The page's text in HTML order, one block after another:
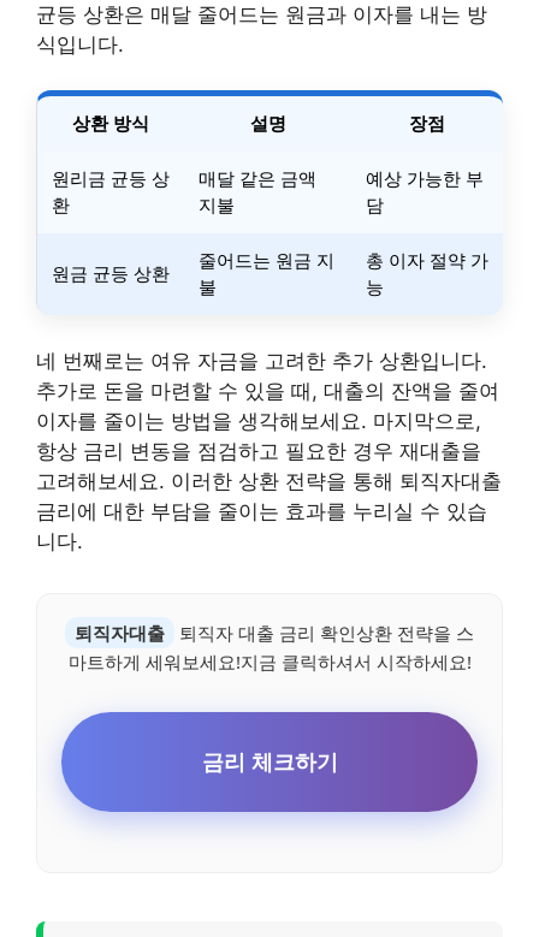
균등 상환은 매달 줄어드는 원금과 이자를 내는 방
식입니다.
상환 방식 설명 장점
원리금 균등 상
환
매달 같은 금액
지불
예상 가능한 부
담
원금 균등 상환
줄어드는 원금 지
불
총 이자 절약 가
능
네 번째로는 여유 자금을 고려한 추가 상환입니다.
추가로 돈을 마련할 수 있을 때, 대출의 잔액을 줄여
이자를 줄이는 방법을 생각해보세요. 마지막으로,
항상 금리 변동을 점검하고 필요한 경우 재대출을
고려해보세요. 이러한 상환 전략을 통해 퇴직자대출
금리에 대한 부담을 줄이는 효과를 누리실 수 있습
니다.
퇴직자대출
퇴직자 대출 금리 확인상환 전략을 스
마트하게 세워보세요!지금 클릭하셔서 시작하세요!
금리 체크하기